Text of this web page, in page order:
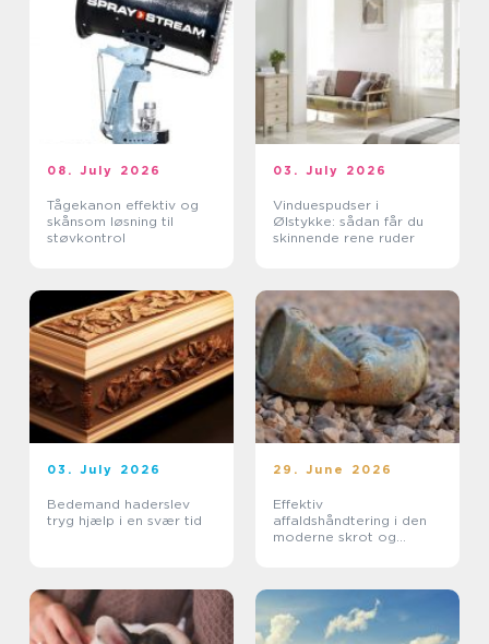
08. July 2026
Tågekanon effektiv og
skånsom løsning til
støvkontrol
03. July 2026
Vinduespudser i
Ølstykke: sådan får du
skinnende rene ruder
03. July 2026
Bedemand haderslev
tryg hjælp i en svær tid
29. June 2026
Effektiv
affaldshåndtering i den
moderne skrot og